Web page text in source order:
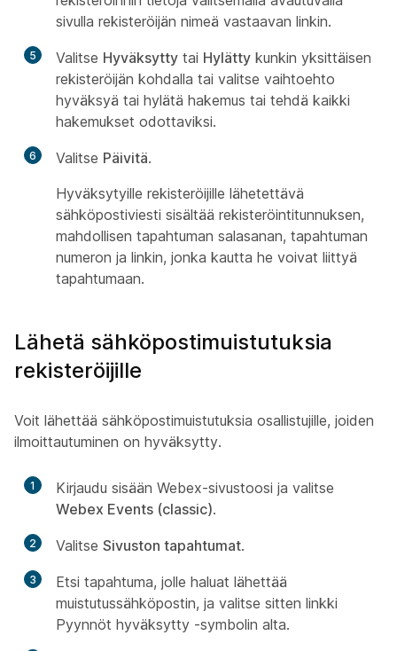
sivulla rekisteröijän nimeä vastaavan linkin.
5 Valitse Hyväksytty tai Hylätty kunkin yksittäisen
rekisteröijän kohdalla tai valitse vaihtoehto
hyväksyä tai hylätä hakemus tai tehdä kaikki
hakemukset odottaviksi.
6 Valitse Päivitä.
Hyväksytyille rekisteröijille lähetettävä
sähköpostiviesti sisältää rekisteröintitunnuksen,
mahdollisen tapahtuman salasanan, tapahtuman
numeron ja linkin, jonka kautta he voivat liittyä
tapahtumaan.
Lähetä sähköpostimuistutuksia
rekisteröijille
Voit lähettää sähköpostimuistutuksia osallistujille, joiden
ilmoittautuminen on hyväksytty.
1
Kirjaudu sisään Webex-sivustoosi ja valitse
Webex Events (classic).
2 Valitse Sivuston tapahtumat.
3
Etsi tapahtuma, jolle haluat lähettää
muistutussähköpostin, ja valitse sitten linkki
Pyynnöt hyväksytty -symbolin alta.